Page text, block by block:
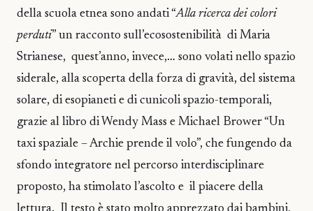
della scuola etnea sono andati “Alla ricerca dei colori
perduti” un racconto sull’ecosostenibilità di Maria
Strianese, quest’anno, invece,… sono volati nello spazio
siderale, alla scoperta della forza di gravità, del sistema
solare, di esopianeti e di cunicoli spazio-temporali,
grazie al libro di Wendy Mass e Michael Brower “Un
taxi spaziale – Archie prende il volo”, che fungendo da
sfondo integratore nel percorso interdisciplinare
proposto, ha stimolato l’ascolto e il piacere della